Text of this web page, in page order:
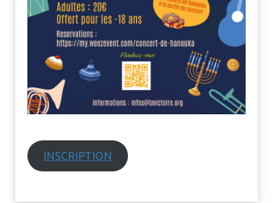
INSCRIPTION